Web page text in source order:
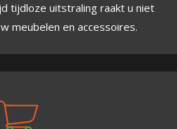
tijdloze uitstraling raakt u niet
meubelen en accessoires.